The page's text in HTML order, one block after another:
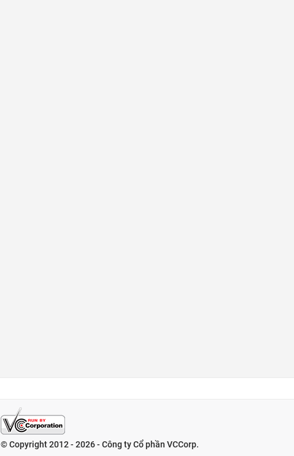
© Copyright 2012 - 2026 - Công ty Cổ phần VCCorp.